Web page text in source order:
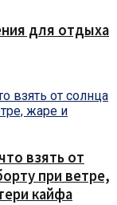
для отдыха
взять от
при ветре,
кайфа